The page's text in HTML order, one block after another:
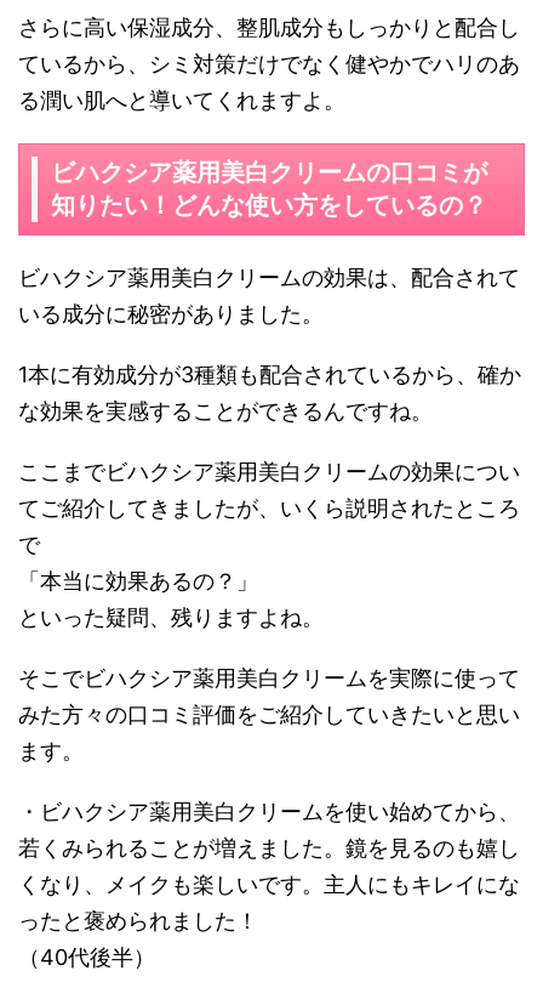
さらに高い保湿成分、整肌成分もしっかりと配合し
ているから、シミ対策だけでなく健やかでハリのあ
る潤い肌へと導いてくれますよ。
ビハクシア薬用美白クリームの口コミが
知りたい！どんな使い方をしているの？
ビハクシア薬用美白クリームの効果は、配合されて
いる成分に秘密がありました。
1本に有効成分が3種類も配合されているから、確か
な効果を実感することができるんですね。
ここまでビハクシア薬用美白クリームの効果につい
てご紹介してきましたが、いくら説明されたところ
で
「本当に効果あるの？」
といった疑問、残りますよね。
そこでビハクシア薬用美白クリームを実際に使って
みた方々の口コミ評価をご紹介していきたいと思い
ます。
・ビハクシア薬用美白クリームを使い始めてから、
若くみられることが増えました。鏡を見るのも嬉し
くなり、メイクも楽しいです。主人にもキレイにな
ったと褒められました！
（40代後半）